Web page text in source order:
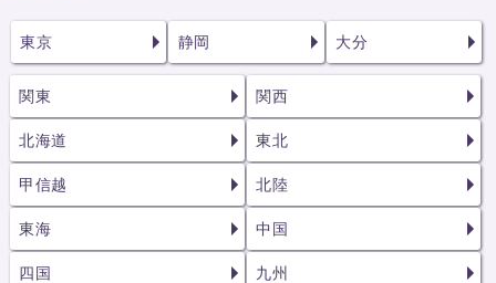
東京 静岡 大分
関東 関西
北海道 東北
甲信越 北陸
東海 中国
四国 九州